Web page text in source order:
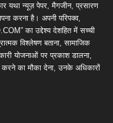
यथा न्यूज़ पेपर, मैगजीन, प्रसारण
करना है। अपनी परिपक्व,
का उद्देश्य देशहित में सच्ची
विश्लेषण बताना, सामाजिक
योजनाओं पर प्रकाश डालना,
का मौका देना, उनके अधिकारों